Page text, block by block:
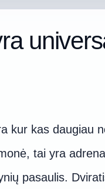
kur kas daugiau
tai yra
pasaulis.